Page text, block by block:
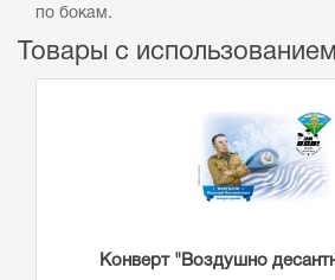
по бокам.
Товары с
Конверт "Воздушно